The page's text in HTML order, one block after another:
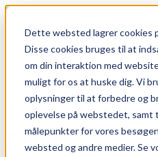
Dette websted lagrer cookies
Disse cookies bruges til at
om din interaktion med
muligt for os at huske dig. Vi
oplysninger til at forbedre og
oplevelse på webstedet, samt
målepunkter for vores
websted og andre medier. Se
Skip
content
0,00kr. 0 Cart
Tryghed og
rummet